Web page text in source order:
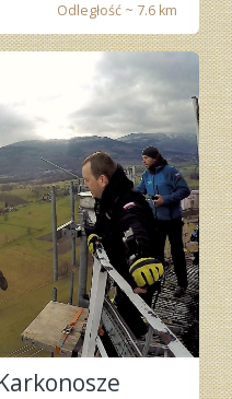
Odległość ~ 7.6 km